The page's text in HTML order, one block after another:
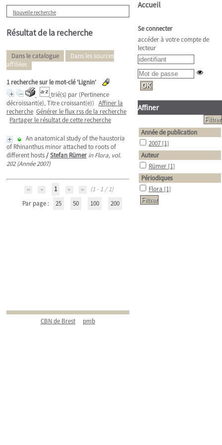
Nouvelle recherche
Résultat de la recherche
Dans le catalogue
Dans les sources
affiliées
1recherche sur le mot-clé'Lignin'
trié(s) par (Pertinence
décroissant(e), Titre croissant(e)) Affiner la
recherche Générer le flux rss de la recherche
Partager le résultat de cette recherche
An anatomical study of the haustoria
of Rhinanthus minor attached to roots of
different hosts/Stefan Rümer in Flora, vol.
202 (Année 2007)
1
(1 - 1 / 1)
Par page :
25 50 100 200
CBN de Brest pmb
Accueil
Se connecter
accéder à votre compte de
lecteur
Affiner
Année de publication
2007 [1]
Auteur
Rümer [1]
Périodiques
Flora [1]